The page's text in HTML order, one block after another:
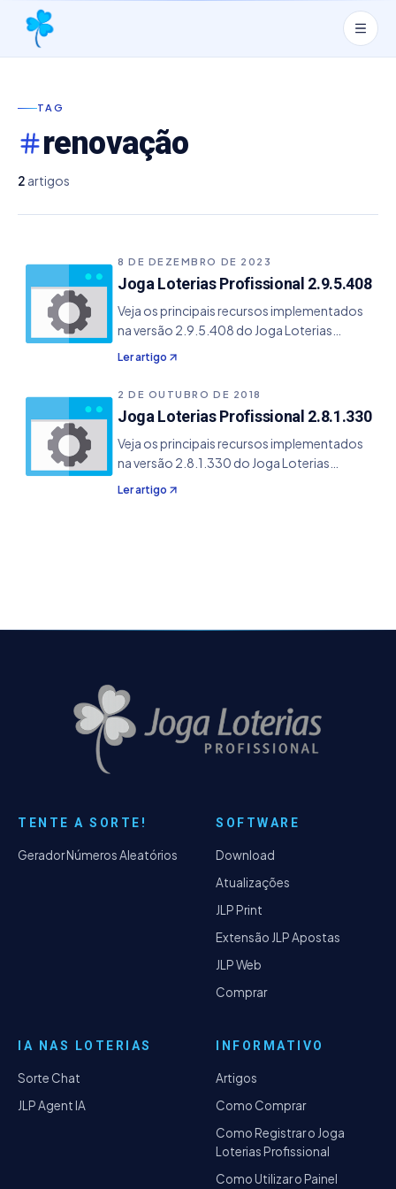
TAG
renovação
2 artigos
8 DE DEZEMBRO DE 2023
Joga Loterias Profissional 2.9.5.408
Veja os principais recursos implementados
na versão 2.9.5.408 do Joga Loterias
Profissional. - Ajustado link de renovação.
Ler artigo
2 DE OUTUBRO DE 2018
Joga Loterias Profissional 2.8.1.330
Veja os principais recursos implementados
na versão 2.8.1.330 do Joga Loterias
Profissional. - Resolvido o bug que ocorria
na renovação da licença quando o serial
Ler artigo
TENTE A SORTE!
Gerador Números Aleatórios
SOFTWARE
Download
Atualizações
JLP Print
Extensão JLP Apostas
JLP Web
Comprar
IA NAS LOTERIAS
Sorte Chat
JLP Agent IA
INFORMATIVO
Artigos
Como Comprar
Como Registrar o Joga
Loterias Profissional
Como Utilizar o Painel